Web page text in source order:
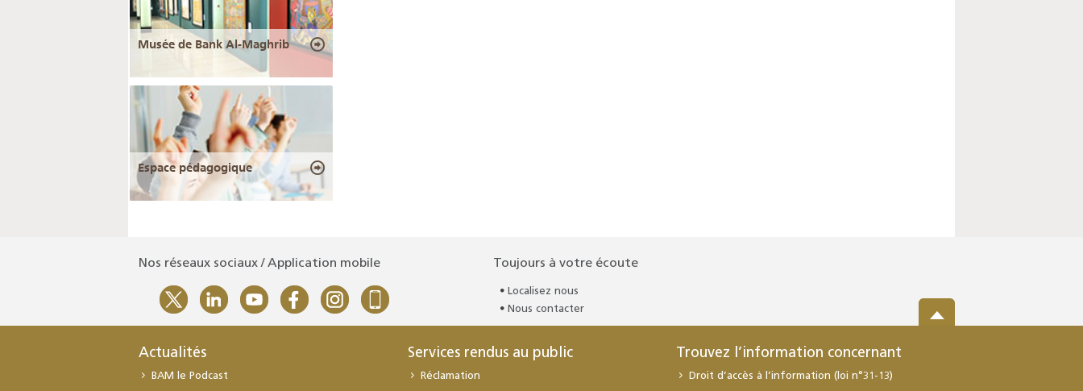
Musée de Bank Al-Maghrib
Espace pédagogique
Nos réseaux sociaux / Application mobile Toujours à votre écoute
Localisez nous
Nous contacter
Actualités
BAM le Podcast
Services rendus au public
Réclamation
Trouvez l’information concernant
Droit d’accès à l’information (loi n°31-13)